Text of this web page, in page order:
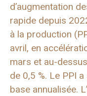
d’augmentation
rapide depuis
à la production
avril, en
mars et au-
de 0,5 %. Le PPI
base annualisée.